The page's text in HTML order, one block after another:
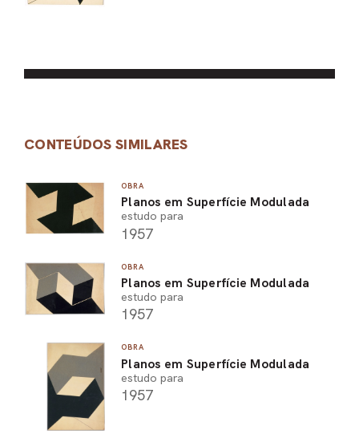
CONTEÚDOS SIMILARES
OBRA
Planos em Superfície Modulada
estudo para
1957
OBRA
Planos em Superfície Modulada
estudo para
1957
OBRA
Planos em Superfície Modulada
estudo para
1957